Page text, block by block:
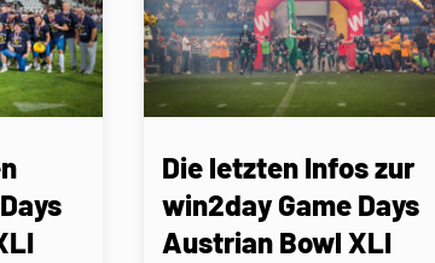
Die letzten Infos zur
win2day Game Days
Austrian Bowl XLI